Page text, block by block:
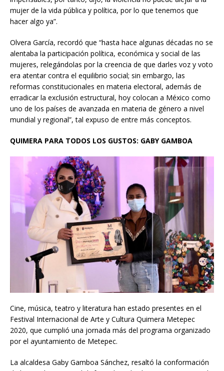
mujer de la vida pública y política, por lo que tenemos que
hacer algo ya”.
Olvera García, recordó que “hasta hace algunas décadas no se
alentaba la participación política, económica y social de las
mujeres, relegándolas por la creencia de que darles voz y voto
era atentar contra el equilibrio social; sin embargo, las
reformas constitucionales en materia electoral, además de
erradicar la exclusión estructural, hoy colocan a México como
uno de los países de avanzada en materia de género a nivel
mundial y regional”, tal expuso de entre más conceptos.
QUIMERA PARA TODOS LOS GUSTOS: GABY GAMBOA
Cine, música, teatro y literatura han estado presentes en el
Festival Internacional de Arte y Cultura Quimera Metepec
2020, que cumplió una jornada más del programa organizado
por el ayuntamiento de Metepec.
La alcaldesa Gaby Gamboa Sánchez, resaltó la conformación